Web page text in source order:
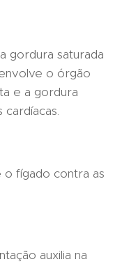
saturada
o órgão
e a gordura
fígado contra as
auxilia na